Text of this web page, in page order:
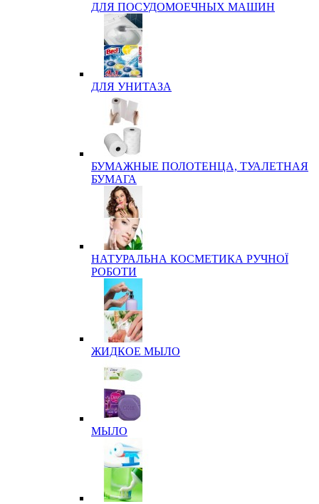
ДЛЯ ПОСУДОМОЕЧНЫХ МАШИН
ДЛЯ УНИТАЗА
БУМАЖНЫЕ ПОЛОТЕНЦА, ТУАЛЕТНАЯ
БУМАГА
НАТУРАЛЬНА КОСМЕТИКА РУЧНОЇ
РОБОТИ
ЖИДКОЕ МЫЛО
МЫЛО